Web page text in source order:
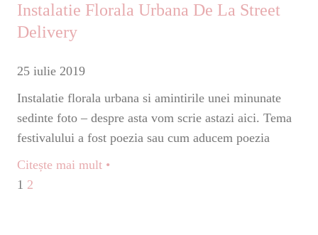
Instalatie Florala Urbana De La Street
Delivery
25 iulie 2019
Instalatie florala urbana si amintirile unei minunate
sedinte foto – despre asta vom scrie astazi aici. Tema
festivalului a fost poezia sau cum aducem poezia
Citește mai mult •
1 2